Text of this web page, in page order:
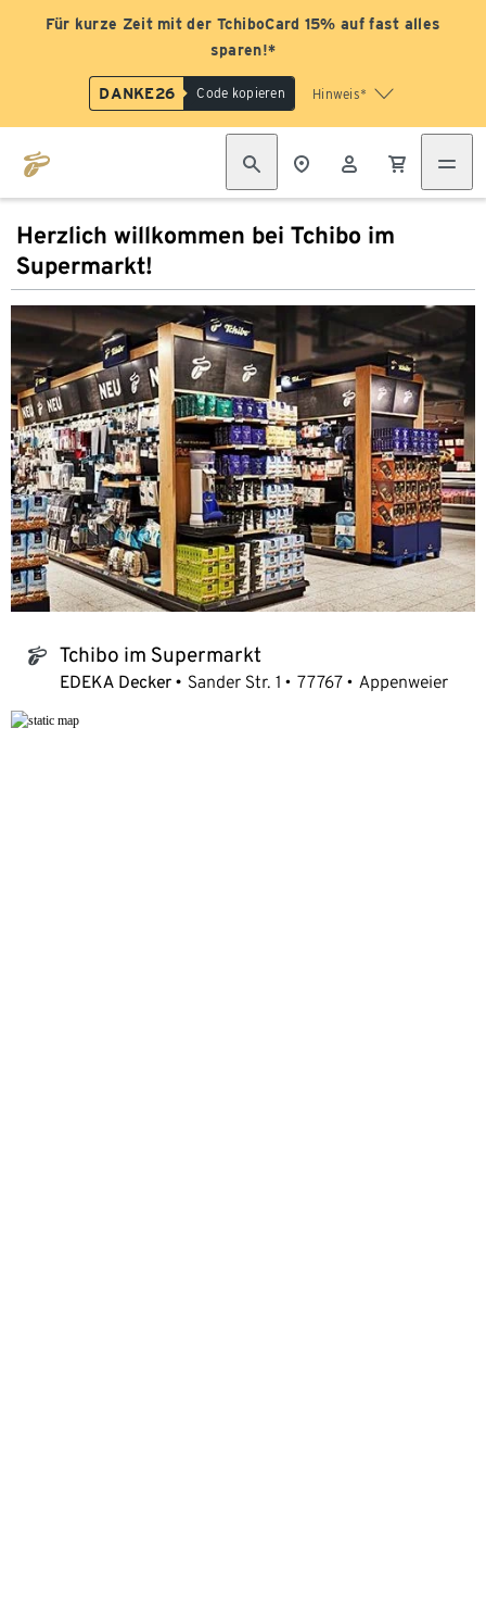
Für kurze Zeit mit der TchiboCard 15% auf fast alles
sparen!*
DANKE26 Code kopieren Hinweis*
Herzlich willkommen bei Tchibo im
Supermarkt!
tchibo_logo Tchibo im Supermarkt
EDEKA Decker Sander Str. 1 77767 Appenweier